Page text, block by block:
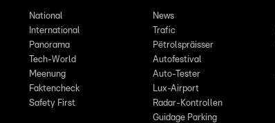
National
International
Panorama
Tech-World
Meenung
Faktencheck
Safety First
News
Trafic
Pëtrolspräisser
Autofestival
Auto-Tester
Lux-Airport
Radar-Kontrollen
Guidage Parking